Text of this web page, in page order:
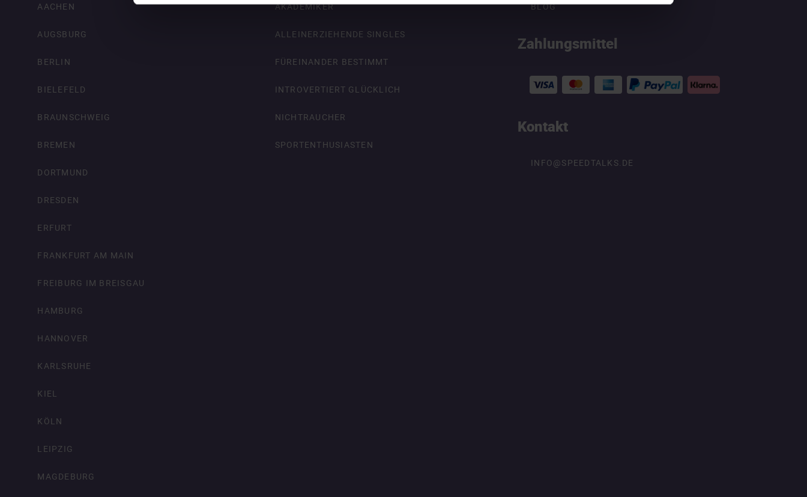
AACHEN
AUGSBURG
BERLIN
BIELEFELD
BRAUNSCHWEIG
BREMEN
DORTMUND
DRESDEN
ERFURT
FRANKFURT AM MAIN
FREIBURG IM BREISGAU
HAMBURG
HANNOVER
KARLSRUHE
KIEL
KÖLN
LEIPZIG
MAGDEBURG
AKADEMIKER
ALLEINERZIEHENDE SINGLES
FÜREINANDER BESTIMMT
INTROVERTIERT GLÜCKLICH
NICHTRAUCHER
SPORTENTHUSIASTEN
BLOG
Zahlungsmittel
Kontakt
INFO@SPEEDTALKS.DE